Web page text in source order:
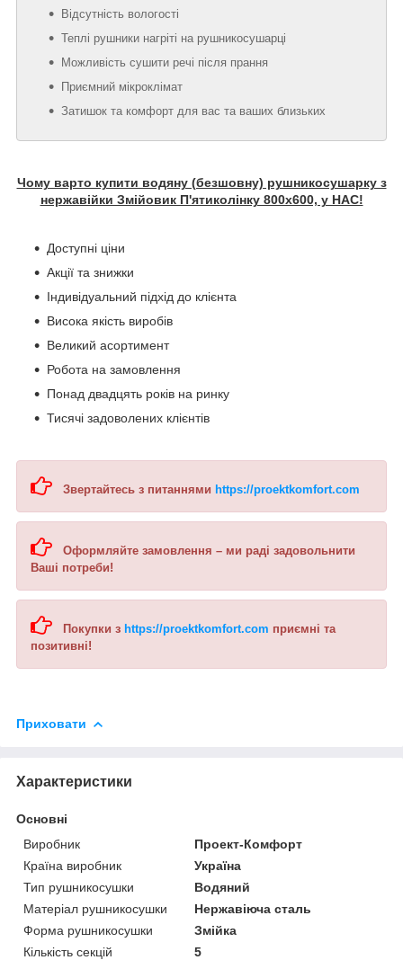
Відсутність вологості
Теплі рушники нагріті на рушникосушарці
Можливість сушити речі після прання
Приємний мікроклімат
Затишок та комфорт для вас та ваших близьких
Чому варто купити водяну (безшовну) рушникосушарку з
нержавійки Змійовик П'ятиколінку 800х600, у НАС!
Доступні ціни
Акції та знижки
Індивідуальний підхід до клієнта
Висока якість виробів
Великий асортимент
Робота на замовлення
Понад двадцять років на ринку
Тисячі задоволених клієнтів
Звертайтесь з питаннями https://proektkomfort.com
Оформляйте замовлення – ми раді задовольнити
Ваші потреби!
Покупки з https://proektkomfort.com приємні та
позитивні!
Приховати
Характеристики
Основні
Виробник
Проект-Комфорт
Країна виробник
Україна
Тип рушникосушки
Водяний
Матеріал рушникосушки
Нержавіюча сталь
Форма рушникосушки
Змійка
Кількість секцій
5